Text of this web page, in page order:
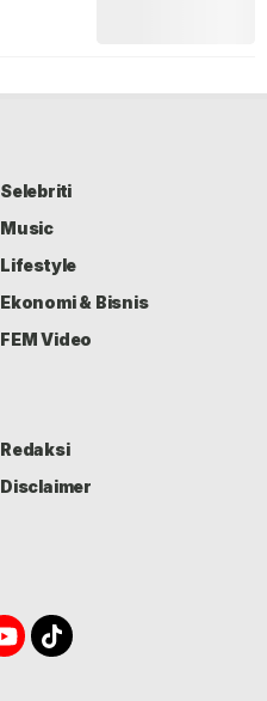
Selebriti
Music
Lifestyle
Ekonomi & Bisnis
FEM Video
Redaksi
Disclaimer